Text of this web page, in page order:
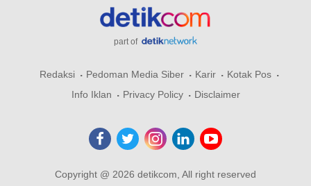
part of
Redaksi Pedoman Media Siber Karir
Kotak Pos
Info Iklan
Privacy Policy Disclaimer
Copyright @ 2026 detikcom, All right reserved